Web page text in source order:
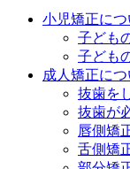
小児矯正につ
子ども
子ども
成人矯正につ
抜歯を
抜歯が
唇側矯
舌側矯